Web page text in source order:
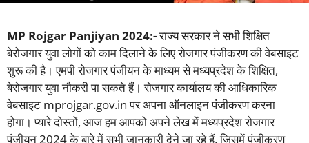
MP Rojgar Panjiyan 2024:-राज्य सरकार ने सभी शिक्षित
बेरोजगार युवा लोगों को काम दिलाने के लिए रोजगार पंजीकरण की वेबसाइट
शुरू की है। एमपी रोजगार पंजीयन के माध्यम से मध्यप्रदेश के शिक्षित,
बेरोजगार युवा नौकरी पा सकते हैं। रोजगार कार्यालय की आधिकारिक
वेबसाइट mprojgar.gov.in पर अपना ऑनलाइन पंजीकरण करना
होगा। प्यारे दोस्तों, आज हम आपको अपने लेख में मध्यप्रदेश रोजगार
पंजीयन 2024 के बारे में सभी जानकारी देने जा रहे हैं, जिसमें पंजीकरण